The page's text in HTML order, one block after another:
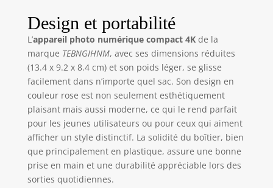
numérique
pour débutants
technologie CMOS
avancée garantit
des détails précis,
capturez des
moments vivants
pour conserver vos
expériences
inoubliables. Avec
son zoom
numérique 16x et
sa carte TF de 32
Go, cet appareil
photo est idéal
Design et portabilité
L’appareil photo numérique compact 4Kde la
marque TEBNGIHNM, avec ses dimensions réduites
(13.4 x 9.2 x 8.4 cm) et son poids léger, se glisse
facilement dans n’importe quel sac. Son design en
couleur rose est non seulement esthétiquement
plaisant mais aussi moderne, ce qui le rend parfait
pour les jeunes utilisateurs ou pour ceux qui aiment
afficher un style distinctif. La solidité du boîtier, bien
que principalement en plastique, assure une bonne
prise en main et une durabilité appréciable lors des
sorties quotidiennes.